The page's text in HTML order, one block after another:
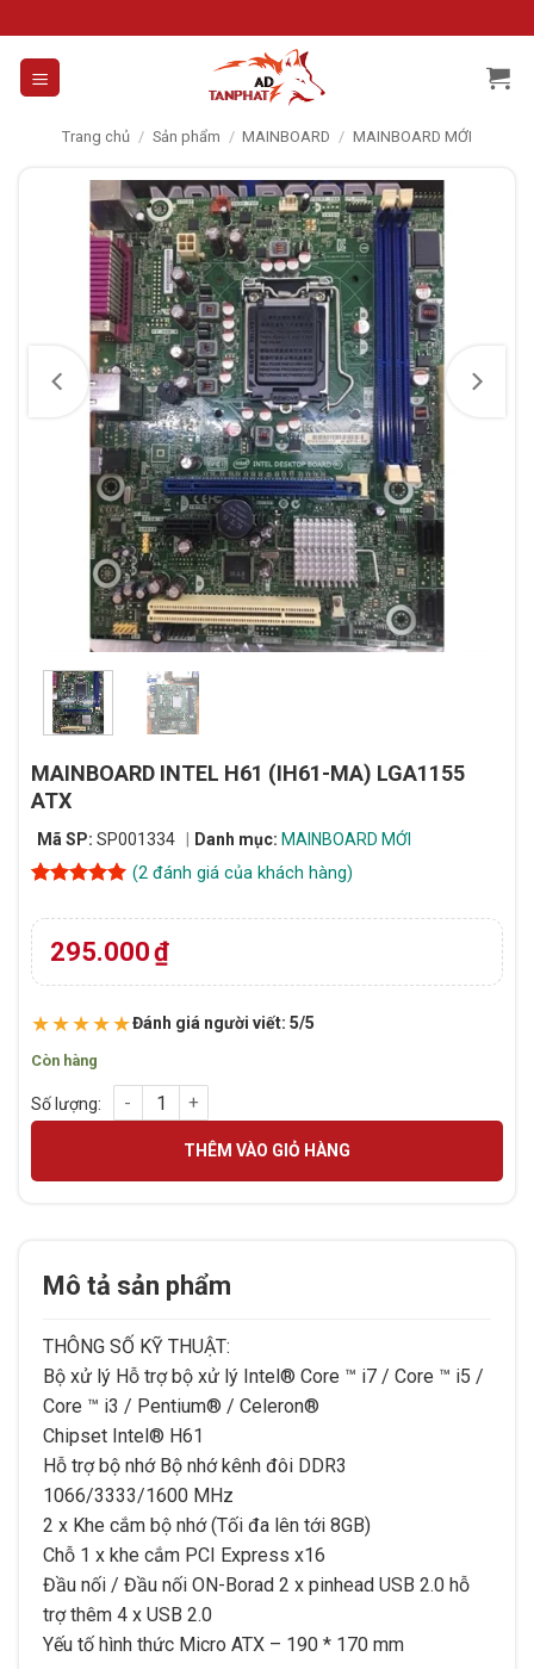
to
content
Trang chủ / Sản phẩm / MAINBOARD / MAINBOARD MỚI
MAINBOARD INTEL H61 (IH61-MA) LGA1155
ATX
Mã SP: SP001334 Danh mục: MAINBOARD MỚI
dựa trên
đánh giá
(2 đánh giá của khách hàng)
295.000₫
★★★★★Đánh giá người viết: 5/5
Còn hàng
MAINBOARD INTEL H61 (IH61-MA) LGA1155 ATX số lượng
THÊM VÀO GIỎ HÀNG
Mô tả sản phẩm
THÔNG SỐ KỸ THUẬT:
Bộ xử lý Hỗ trợ bộ xử lý Intel® Core ™ i7 / Core ™ i5 /
Core ™ i3 / Pentium® / Celeron®
Chipset Intel® H61
Hỗ trợ bộ nhớ Bộ nhớ kênh đôi DDR3
1066/3333/1600 MHz
2 x Khe cắm bộ nhớ (Tối đa lên tới 8GB)
Chỗ 1 x khe cắm PCI Express x16
Đầu nối / Đầu nối ON-Borad 2 x pinhead USB 2.0 hỗ
trợ thêm 4 x USB 2.0
Yếu tố hình thức Micro ATX – 190 * 170 mm